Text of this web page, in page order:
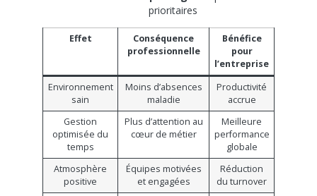
prioritaires
Effet
Conséquence
professionnelle
Bénéfice
pour
l’entreprise
Environnement
sain
Moins d’absences
maladie
Productivité
accrue
Gestion
optimisée du
temps
Plus d’attention au
cœur de métier
Meilleure
performance
globale
Atmosphère
positive
Équipes motivées
et engagées
Réduction
du turnover